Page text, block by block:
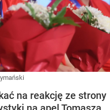
na reakcję ze strony